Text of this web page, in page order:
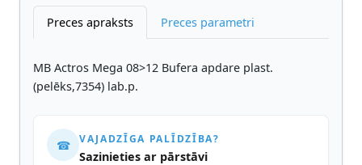
Preces apraksts Preces parametri
MB Actros Mega 08>12 Bufera apdare plast.
(pelēks,7354) lab.p.
☎ VAJADZĪGA PALĪDZĪBA?
Sazinieties ar pārstāvi